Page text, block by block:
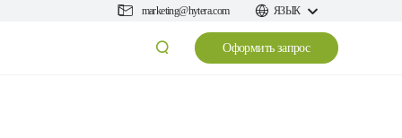
marketing@hytera.com ЯЗЫК
Оформить запрос